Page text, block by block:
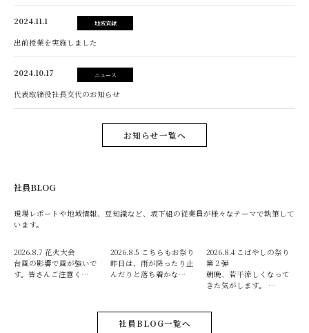
2024.11.1 地域貢献
出前授業を実施しました
2024.10.17 ニュース
代表取締役社長交代のお知らせ
お知らせ一覧へ
社員BLOG
現場レポートや地域情報、豆知識など、坂下組の従業員が様々なテーマで執筆して
います。
2026.8.7 花火大会
台風の影響で風が強いで
す。皆さんご注意く…
2026.8.5 こちらもお祭り
昨日は、雨が降ったり止
んだりと落ち着かな…
2026.8.4 こばやしの祭り
第２弾
朝晩、若干涼しくなって
きた気がします。 …
社員BLOG一覧へ